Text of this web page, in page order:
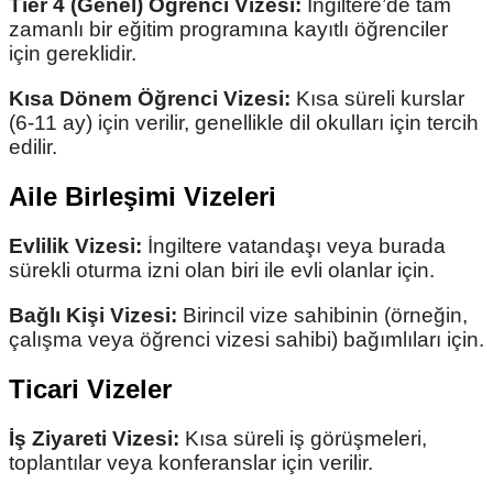
zamanlı bir eğitim programına kayıtlı öğrenciler
için gereklidir.
Kısa Dönem Öğrenci Vizesi: Kısa süreli kurslar
(6-11 ay) için verilir, genellikle dil okulları için tercih
edilir.
Aile Birleşimi Vizeleri
Evlilik Vizesi: İngiltere vatandaşı veya burada
sürekli oturma izni olan biri ile evli olanlar için.
Bağlı Kişi Vizesi: Birincil vize sahibinin (örneğin,
çalışma veya öğrenci vizesi sahibi) bağımlıları için.
Ticari Vizeler
İş Ziyareti Vizesi: Kısa süreli iş görüşmeleri,
toplantılar veya konferanslar için verilir.